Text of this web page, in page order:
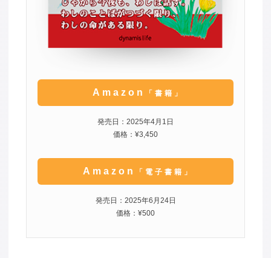
Amazon 「書籍」
発売日：2025年4月1日
価格：¥3,450
Amazon 「電子書籍」
発売日：2025年6月24日
価格：¥500